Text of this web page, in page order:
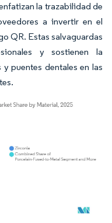
la trazabilidad de
a invertir en el
QR. Estas salvaguardas
y sostienen la
puentes dentales en las